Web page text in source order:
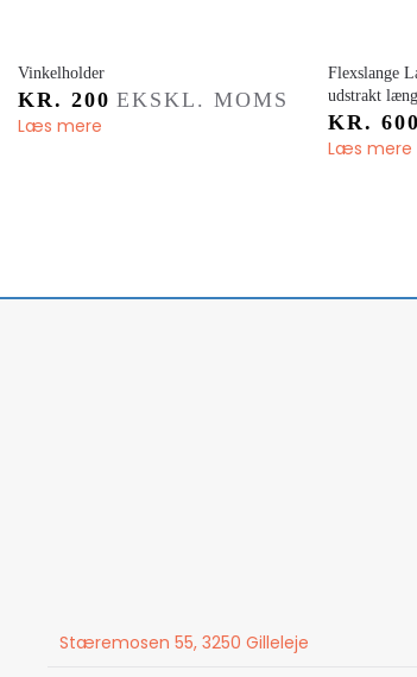
Vinkelholder
KR. 200 EKSKL. MOMS
Læs mere
Flexslange
udstrakt
KR. 600
Læs mere
Stæremosen 55, 3250 Gilleleje